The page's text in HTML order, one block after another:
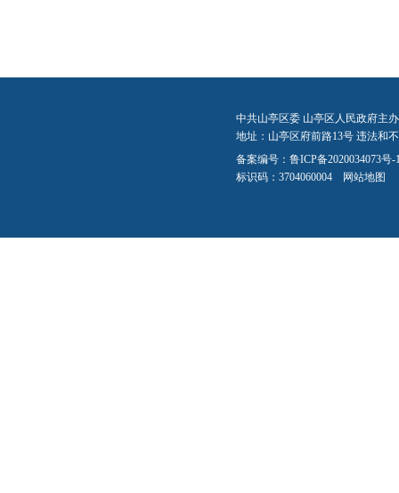
中共山亭区委 山亭区人民政府主
地址：山亭区府前路13号 违法和
备案编号： 鲁ICP备2020034073号-
标识码：3704060004 网站地图